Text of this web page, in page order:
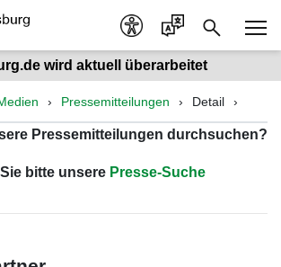
wird aktuell überarbeitet
Pressemitteilungen Detail
Pressemitteilungen durchsuchen?
bitte unsere Presse-Suche